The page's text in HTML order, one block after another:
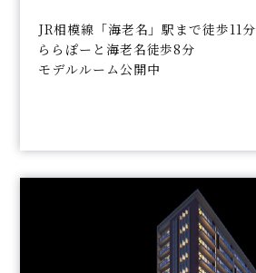
JR相模線「海老名」駅まで徒歩11分
ららぽーと海老名徒歩8分
モデルルーム公開中